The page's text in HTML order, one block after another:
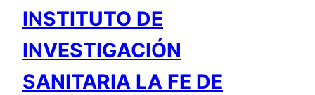
INSTITUTO DE
INVESTIGACIÓN
SANITARIA LA FE DE